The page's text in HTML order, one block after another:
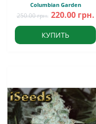
Columbian Garden
250.00 грн. 220.00 грн.
КУПИТЬ